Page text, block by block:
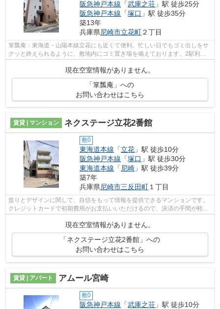
阪急神戸本線 「武庫之荘 」駅 徒歩25分
阪急神戸本線 「塚口 」駅 徒歩35分
築13年
兵庫県尼崎市立花町２丁目
箪瓢庵：東海道・山陽本線立花にも近くて便利。忙しい日でもゴミ出しをサ
クッと終えられるように、敷地内にゴミ置き場を備えております。2駅利用
可能なアクセスの良いマンションです。...
現在空室情報がありません。
「箪瓢庵」への
お問い合わせはこちら
賃貸 | マンション ネクステージ立花2番館
敷0
東海道本線 「立花 」駅 徒歩10分
阪急神戸本線 「塚口 」駅 徒歩30分
東海道本線 「尼崎 」駅 徒歩39分
築7年
兵庫県尼崎市三反田町１丁目
造りとデザインに関して、自信をもって情報を提供できるマンションです。
クレジットカードで初期費用がお支払いいただけるので、決済の手間が軽減
現在空室情報がありません。
「ネクステージ立花2番館」への
お問い合わせはこちら
賃貸 | アパート アムール宮崎
敷0
阪急神戸本線 「武庫之荘 」駅 徒歩10分